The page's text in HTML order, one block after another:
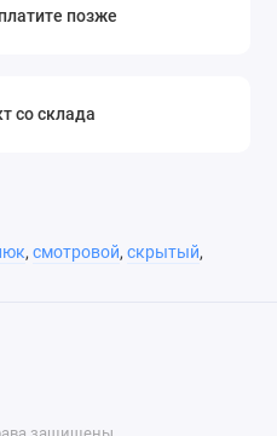
позже
со склада
, смотровой, скрытый,